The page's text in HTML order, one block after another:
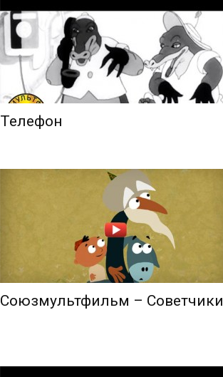
Телефон
Союзмультфильм – Советчики